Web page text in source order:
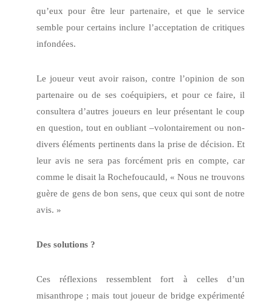
qu’eux pour être leur partenaire, et que le service
semble pour certains inclure l’acceptation de critiques
infondées.
Le joueur veut avoir raison, contre l’opinion de son
partenaire ou de ses coéquipiers, et pour ce faire, il
consultera d’autres joueurs en leur présentant le coup
en question, tout en oubliant –volontairement ou non-
divers éléments pertinents dans la prise de décision. Et
leur avis ne sera pas forcément pris en compte, car
comme le disait la Rochefoucauld, « Nous ne trouvons
guère de gens de bon sens, que ceux qui sont de notre
avis. »
Des solutions ?
Ces réflexions ressemblent fort à celles d’un
misanthrope ; mais tout joueur de bridge expérimenté